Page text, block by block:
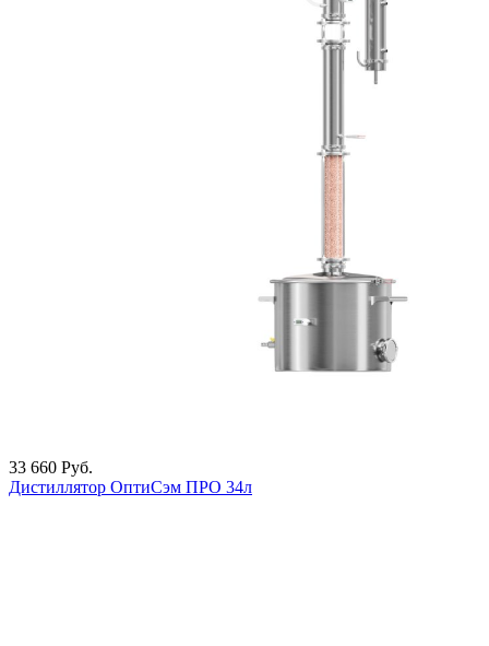
33 660 Руб.
Дистиллятор ОптиСэм ПРО 34л